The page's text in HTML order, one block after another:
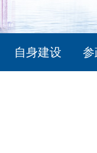
自身建设 参